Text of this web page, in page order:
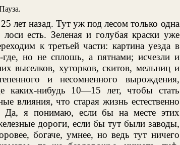
лет назад. Тут уж под лесом только одна
есть. Зеленая и голубая краски уже
к третьей части: картина уезда в
где, но не сплошь, а пятнами; исчезли и
выселков, хуторков, скитов, мельниц и
и несомненного вырождения,
каких-нибудь 10—15 лет, чтобы стать
влияния, что старая жизнь естественно
Да, я понимаю, если бы на месте этих
дороги, если бы тут были заводы,
богаче, умнее, но ведь тут ничего